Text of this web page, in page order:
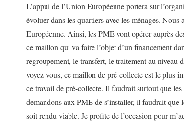
L’appui de l’Union Européenne portera sur
évoluer dans les quartiers avec les ménages.
Européenne. Ainsi, les PME vont opérer auprès
ce maillon qui va faire l’objet d’un financement
regroupement, le transfert, le traitement au niveau
voyez-vous, ce maillon de pré-collecte est le plus
ce travail de pré-collecte. Il faudrait surtout que
demandons aux PME de s’installer, il faudrait que
soit rendu viable. Je profite de l’occasion pour